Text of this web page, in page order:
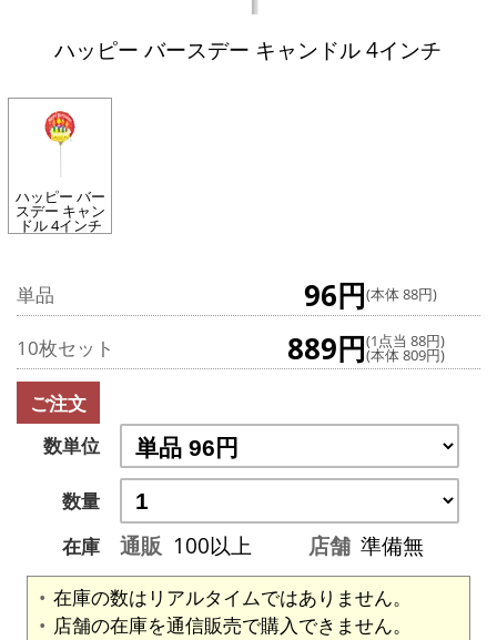
ハッピー バースデー キャンドル 4インチ
ハッピー バー
スデー キャン
ドル 4インチ
単品 96円(本体 88円)
10枚セット 889円(1点当 88円)
(本体 809円)
ご注文
数単位
数量
在庫
通販 100以上 店舗 準備無
在庫の数はリアルタイムではありません。
店舗の在庫を通信販売で購入できません。